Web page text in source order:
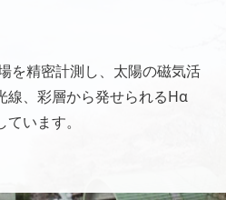
を精密計測し、太陽の磁気活
線、彩層から発せられるHα
います。